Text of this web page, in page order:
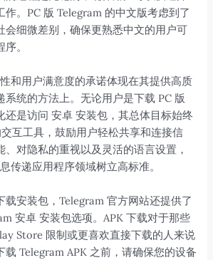
作。PC 版 Telegram 的中文版考虑到了
会细微差别，确保更熟悉中文的用户可
。
和用户满意度的承诺体现在其提供高质
系统的方法上。无论用户是下载 PC 版
还是访问 安卓 安装包，其总体目标始终
互工具，鼓励用户轻松共享和连接信
、对隐私的重视以及灵活的语言设置，
传递应用程序领域树立高标准。
载安装包，Telegram 官方网站还提供了
安卓 安装包选项。APK 下载对于那些
Store 限制或更喜欢直接下载的人来说
载 Telegram APK 之前，请确保您的设备